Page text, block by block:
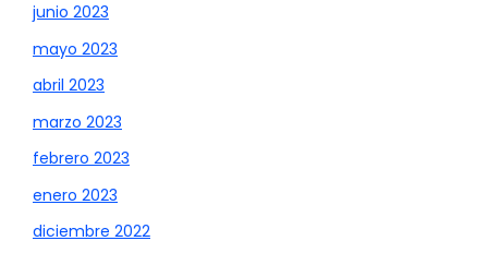
junio 2023
mayo 2023
abril 2023
marzo 2023
febrero 2023
enero 2023
diciembre 2022